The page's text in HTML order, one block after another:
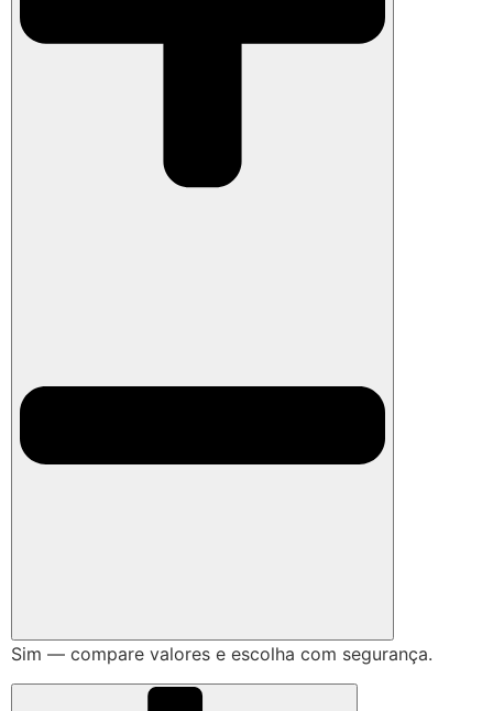
Sim — compare valores e escolha com segurança.